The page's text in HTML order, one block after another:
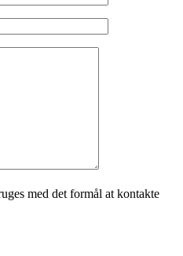
med det formål at kontakte